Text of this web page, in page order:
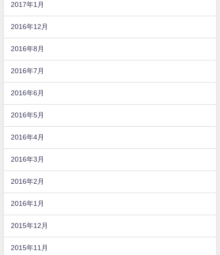
2017年1月
2016年12月
2016年8月
2016年7月
2016年6月
2016年5月
2016年4月
2016年3月
2016年2月
2016年1月
2015年12月
2015年11月